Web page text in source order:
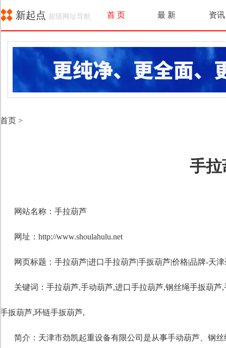
新起点 超级网址导航 首 页 最 新 资讯
首页 >
手拉
网站名称：手拉葫芦
网址：http://www.shoulahulu.net
网页标题：手拉葫芦|进口手拉葫芦|手扳葫芦|价格|品牌-天
关键词： 手拉葫芦,手动葫芦,进口手拉葫芦,钢丝绳手扳葫芦,
手扳葫芦,环链手扳葫芦,
简介：天津市劲凯起重设备有限公司是从事手动葫芦、钢